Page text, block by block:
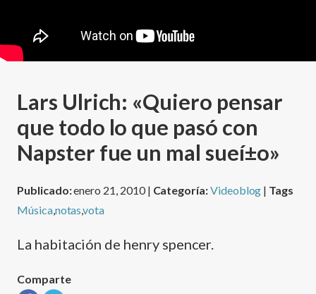
Lars Ulrich: «Quiero pensar
que todo lo que pasó con
Napster fue un mal sueí±o»
Publicado:enero 21, 2010 | Categoría:Videoblog | Tags
Música,notas,vota
La habitación de henry spencer.
Comparte